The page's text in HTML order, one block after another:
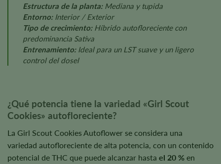
Estructura de la planta:Mediana y tupida
Entorno:Interior / Exterior
Tipo de crecimiento:Híbrido autofloreciente con
predominancia Sativa
Entrenamiento:Ideal para un LST suave y un ligero
control del dosel
¿Qué potencia tiene la variedad «Girl Scout
Cookies» autofloreciente?
La Girl Scout Cookies Autoflower se considera una
variedad autofloreciente de alta potencia, con un contenido
potencial de THC que puede alcanzar hasta el 20 % en